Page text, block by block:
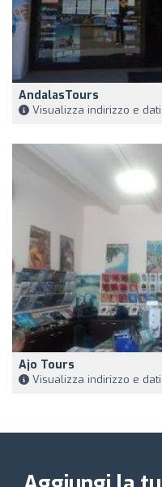
AndalasTours
Visualizza indirizzo e
Ajo Tours
Visualizza indirizzo e